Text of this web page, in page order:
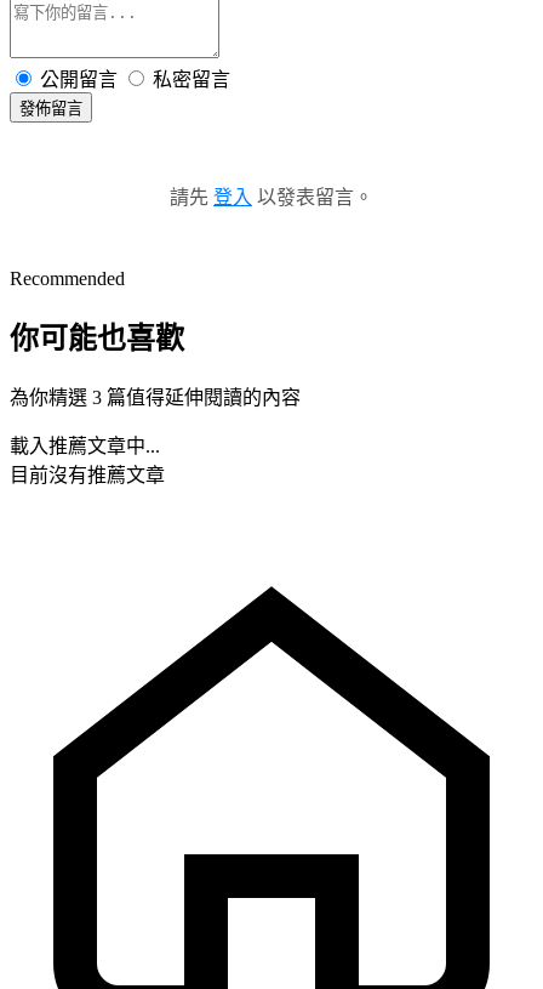
公開留言 私密留言
發佈留言
請先 登入 以發表留言。
Recommended
你可能也喜歡
為你精選 3 篇值得延伸閱讀的內容
載入推薦文章中...
目前沒有推薦文章